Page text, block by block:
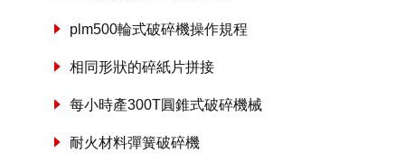
plm500輪式破碎機操作規程
相同形狀的碎紙片拼接
每小時產300T圓錐式破碎機械
耐火材料彈簧破碎機